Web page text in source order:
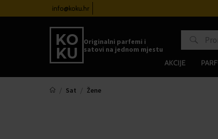
info@koku.hr
Originalni parfemi i
satovi na jednom mjestu
AKCIJE
Sat Žene